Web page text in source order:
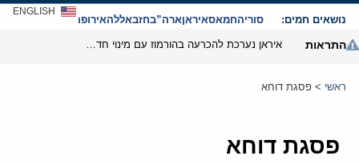
נושאים חמים: סוריהחמאסאיראןארה”בחזבאללהאירופהאנטישמיות
ENGLISH
התראות
ראשי > פסגת דוחא
פסגת דוחא